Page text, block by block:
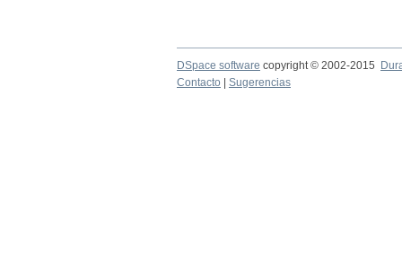
DSpace software copyright © 2002-2015
Contacto
Sugerencias